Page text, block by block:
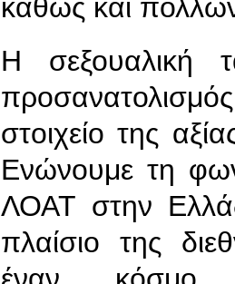
καθώς και
Η σεξουαλική
στοιχείο της
Ενώνουμε τη
ΛΟΑΤ στην
πλαίσιο της